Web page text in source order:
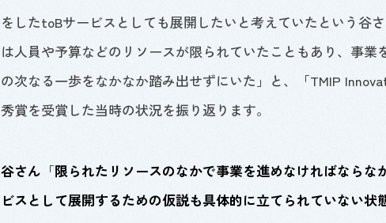
をしたtoBサービスとしても展開したいと考えていたという谷
は人員や予算などのリソースが限られていたこともあり、事業
の次なる一歩をなかなか踏み出せずにいた」と、「TMIP
秀賞を受賞した当時の状況を振り返ります。
谷さん 「限られたリソースのなかで事業を進めなければならな
ビスとして展開するための仮説も具体的に立てられていない状